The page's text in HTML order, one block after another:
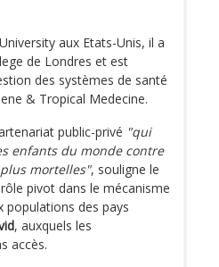
aux Etats-Unis, il a
de Londres et est
des systèmes de santé
& Tropical Medecine.
public-privé "qui
enfants du monde contre
mortelles", souligne le
pivot dans le mécanisme
des pays
, auxquels les
accès.